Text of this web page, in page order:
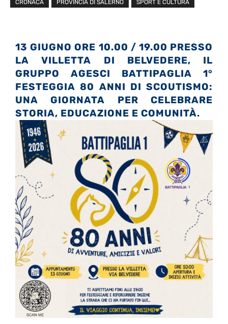
CRONACA
PROVINCIA DI SALERNO SPORT E CULTURA
13 GIUGNO ORE 10.00 / 19.00 PRESSO
LA VILLETTA DI BELVEDERE, IL
GRUPPO AGESCI BATTIPAGLIA 1°
FESTEGGIA 80 ANNI DI SCOUTISMO:
UNA GIORNATA PER CELEBRARE
STORIA, EDUCAZIONE E COMUNITÀ.